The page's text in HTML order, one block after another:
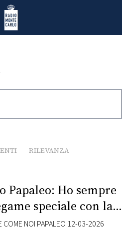
Radio Monte Carlo
RILEVANZA
Papaleo: Ho sempre
speciale con la
COME NOI PAPALEO 12-03-2026